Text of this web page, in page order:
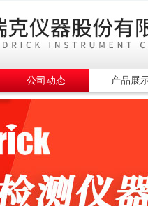
公司动态 产品展